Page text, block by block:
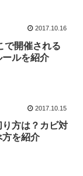
2017.10.16
で開催される
ルを紹介
2017.10.15
方は？カビ対
方を紹介